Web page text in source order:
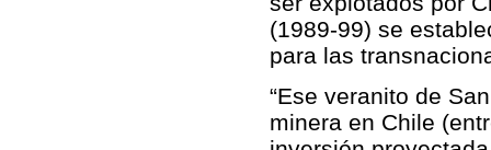
(1989-99) se
para las
“Ese veranito de
minera en Chile